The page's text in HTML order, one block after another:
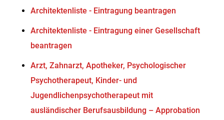
Architektenliste - Eintragung beantragen
Architektenliste - Eintragung einer Gesellschaft
beantragen
Arzt, Zahnarzt, Apotheker, Psychologischer
Psychotherapeut, Kinder- und
Jugendlichenpsychotherapeut mit
ausländischer Berufsausbildung – Approbation